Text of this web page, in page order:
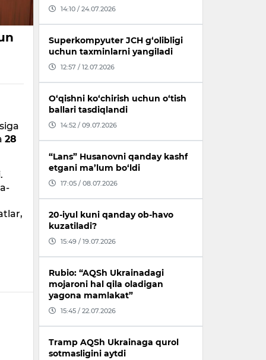
28
14:10 / 24.07.2026
Superkompyuter JCH g‘olibligi
uchun taxminlarni yangiladi
12:57 / 12.07.2026
O‘qishni ko‘chirish uchun o‘tish
ballari tasdiqlandi
14:52 / 09.07.2026
“Lans” Husanovni qanday kashf
etgani ma’lum bo‘ldi
17:05 / 08.07.2026
20-iyul kuni qanday ob-havo
kuzatiladi?
15:49 / 19.07.2026
Rubio: “AQSh Ukrainadagi
mojaroni hal qila oladigan
yagona mamlakat”
15:45 / 22.07.2026
Tramp AQSh Ukrainaga qurol
sotmasligini aytdi